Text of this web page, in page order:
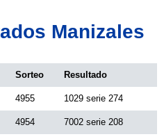
Manizales
Sorteo Resultado
4955 1029 serie 274
4954 7002 serie 208